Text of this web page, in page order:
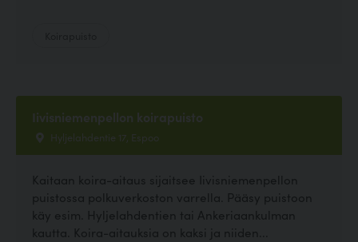
Iivisniemenpellon koirapuisto
Hyljelahdentie 17, Espoo
Kaitaan koira-aitaus sijaitsee Iivisniemenpellon
puistossa polkuverkoston varrella. Pääsy puistoon
käy esim. Hyljelahdentien tai Ankeriaankulman
kautta. Koira-aitauksia on kaksi ja niiden...